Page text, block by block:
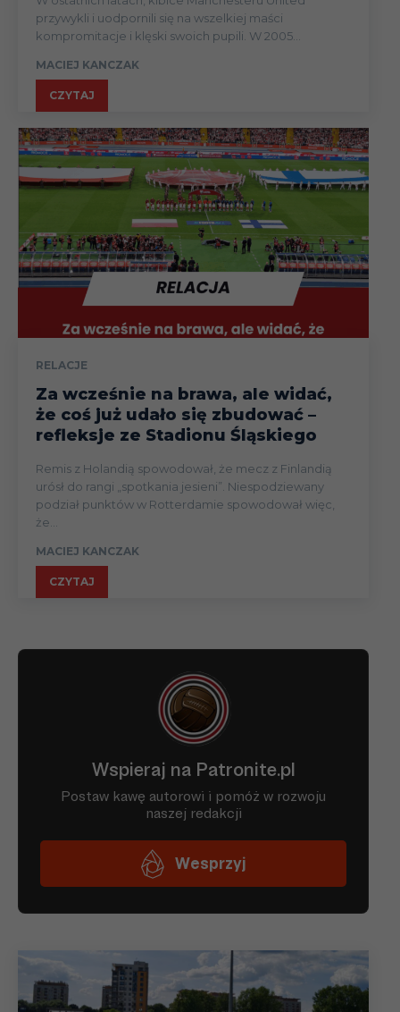
przywykli i uodpornili się na wszelkiej maści
kompromitacje i klęski swoich pupili. W 2005...
MACIEJ KANCZAK
CZYTAJ
RELACJE
Za wcześnie na brawa, ale widać,
że coś już udało się zbudować –
refleksje ze Stadionu Śląskiego
Remis z Holandią spowodował, że mecz z Finlandią
urósł do rangi „spotkania jesieni”. Niespodziewany
podział punktów w Rotterdamie spowodował więc,
że...
MACIEJ KANCZAK
CZYTAJ